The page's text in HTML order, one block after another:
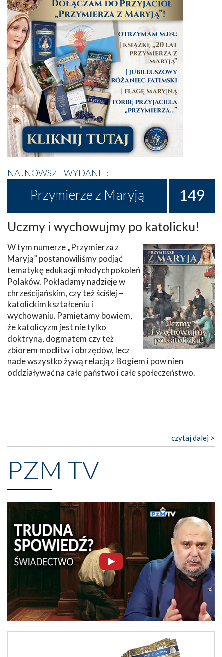
NAJNOWSZE WYDANIE:
Przymierze z Maryją 149
Uczmy i wychowujmy po katolicku!
W tym numerze „Przymierza z
Maryją” postanowiliśmy podjąć
tematykę edukacji młodych pokoleń
Polaków. Pokładamy nadzieję w
chrześcijańskim, czy też ściślej –
katolickim kształceniu i
wychowaniu. Pamiętamy bowiem,
że katolicyzm jest nie tylko
doktryną, dogmatem czy też
zbiorem modlitw i obrzędów, lecz
nade wszystko żywą relacją z Bogiem i powinien
oddziaływać na całe państwo i całe społeczeństwo.
czytaj dalej >
PZM TV